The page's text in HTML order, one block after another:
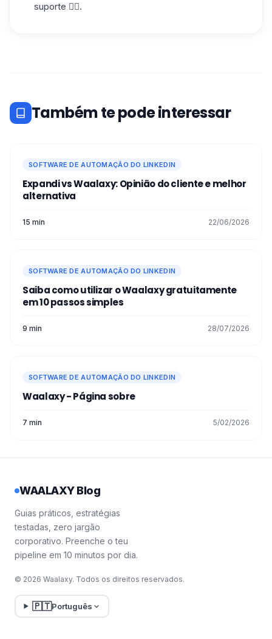
suporte 🦹‍♀️.
Também te pode interessar
SOFTWARE DE AUTOMAÇÃO DO LINKEDIN
Expandi vs Waalaxy: Opinião do cliente e melhor
alternativa
15 min 22/06/2026
SOFTWARE DE AUTOMAÇÃO DO LINKEDIN
Saiba como utilizar o Waalaxy gratuitamente
em 10 passos simples
9 min 28/07/2026
SOFTWARE DE AUTOMAÇÃO DO LINKEDIN
Waalaxy - Página sobre
7 min 5/02/2026
WAALAXY Blog
Guias práticos, estratégias
testadas, zero jargão
corporativo. Preenche o teu
pipeline em 10 minutos por dia.
© 2026 Waalaxy. Todos os direitos reservados.
🇵🇹Português